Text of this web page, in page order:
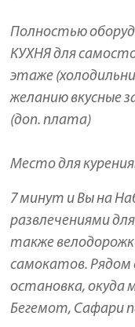
Полностью
КУХНЯ для
этаже
желанию вкусные
(доп. плата)
Место для
7 минут и Вы на
развлечениями
также
самокатов.
остановка, окуда
Бегемот, Сафари